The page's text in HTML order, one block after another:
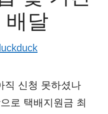
배달
직 신청 못하셨나
로 택배지원금 최